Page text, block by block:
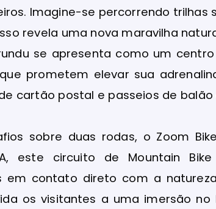
Imagine-se percorrendo trilhas
revela uma nova maravilha
se apresenta como um
prometem elevar sua
cartão postal e passeios de
sobre duas rodas, o Zoom
este circuito de Mountain
em contato direto com a
os visitantes a uma imersão no